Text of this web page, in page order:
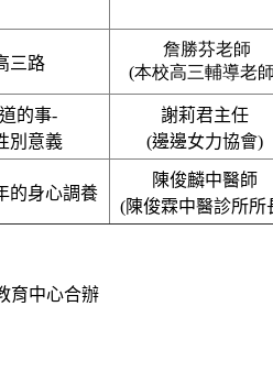
三路
詹勝芬老師
(本校高三輔導老
的事-
別意義
謝莉君主任
(邊邊女力協會)
的身心調養
陳俊麟中醫師
(陳俊霖中醫診所所
育中心合辦